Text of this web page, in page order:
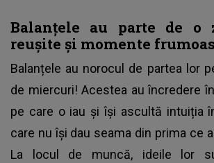
Balanțele au parte de
reușite și momente
Balanțele au norocul de partea lor
de miercuri! Acestea au încredere
pe care o iau și își ascultă intuiția
care nu își dau seama din prima ce
La locul de muncă, ideile lor